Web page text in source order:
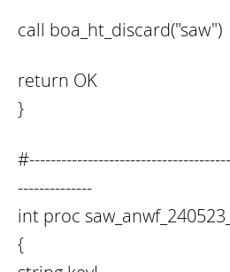
call boa_ht_discard("saw")
return OK
}
--------------
int proc
{